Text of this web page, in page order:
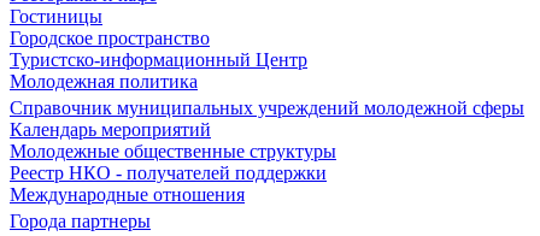
Гостиницы
Городское пространство
Туристско-информационный Центр
Молодежная политика
Справочник муниципальных учреждений молодежной сферы
Календарь мероприятий
Молодежные общественные структуры
Реестр НКО - получателей поддержки
Международные отношения
Города партнеры